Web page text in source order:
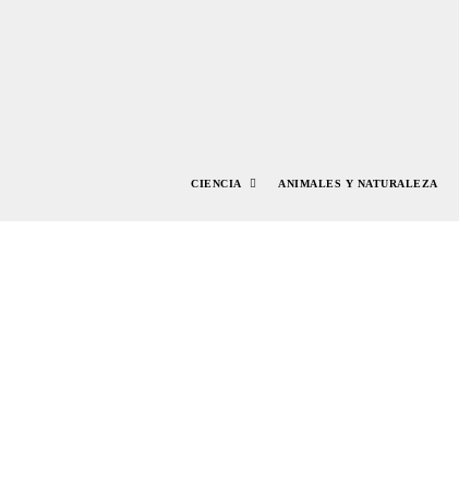
CIENCIA ANIMALES Y NATURALEZA